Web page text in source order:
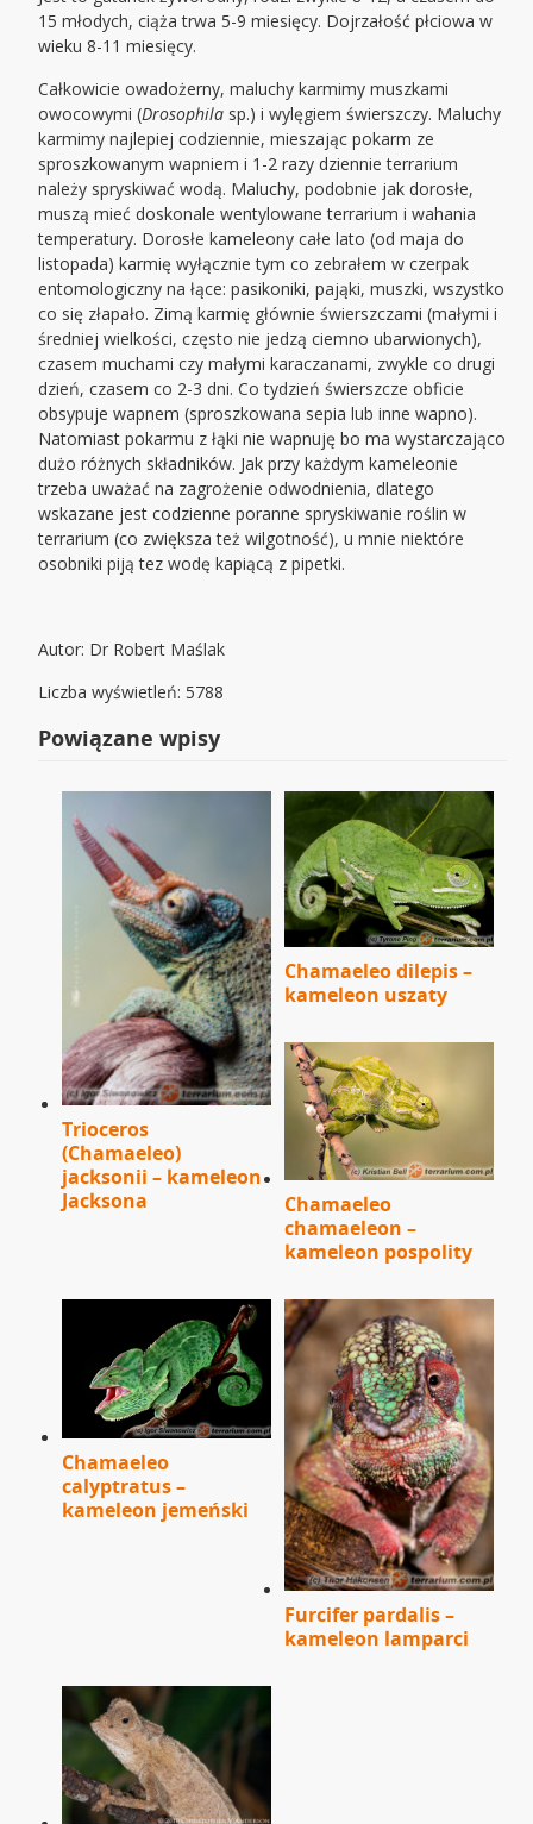
15 młodych, ciąża trwa 5-9 miesięcy. Dojrzałość płciowa w
wieku 8-11 miesięcy.
Całkowicie owadożerny, maluchy karmimy muszkami
owocowymi (Drosophila sp.) i wylęgiem świerszczy. Maluchy
karmimy najlepiej codziennie, mieszając pokarm ze
sproszkowanym wapniem i 1-2 razy dziennie terrarium
należy spryskiwać wodą. Maluchy, podobnie jak dorosłe,
muszą mieć doskonale wentylowane terrarium i wahania
temperatury. Dorosłe kameleony całe lato (od maja do
listopada) karmię wyłącznie tym co zebrałem w czerpak
entomologiczny na łące: pasikoniki, pająki, muszki, wszystko
co się złapało. Zimą karmię głównie świerszczami (małymi i
średniej wielkości, często nie jedzą ciemno ubarwionych),
czasem muchami czy małymi karaczanami, zwykle co drugi
dzień, czasem co 2-3 dni. Co tydzień świerszcze obficie
obsypuje wapnem (sproszkowana sepia lub inne wapno).
Natomiast pokarmu z łąki nie wapnuję bo ma wystarczająco
dużo różnych składników. Jak przy każdym kameleonie
trzeba uważać na zagrożenie odwodnienia, dlatego
wskazane jest codzienne poranne spryskiwanie roślin w
terrarium (co zwiększa też wilgotność), u mnie niektóre
osobniki piją tez wodę kapiącą z pipetki.
Autor: Dr Robert Maślak
Liczba wyświetleń: 5788
Powiązane wpisy
Trioceros
(Chamaeleo)
jacksonii – kameleon
Jacksona
Chamaeleo dilepis –
kameleon uszaty
Chamaeleo
chamaeleon –
kameleon pospolity
Chamaeleo
calyptratus –
kameleon jemeński
Furcifer pardalis –
kameleon lamparci